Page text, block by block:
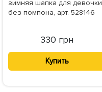
зимняя шапка для девочки
без помпона, арт. 528146
330 грн
Купить